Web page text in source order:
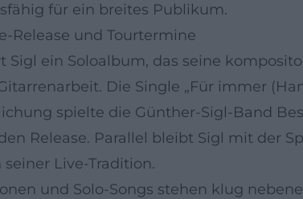
für ein breites Publikum.
Release und Tourtermine
Sigl ein Soloalbum, das seine
Die Single „Für immer
spielte die Günther-Sigl-Band
Release. Parallel bleibt Sigl mit der
Live-Tradition.
und Solo-Songs stehen klug